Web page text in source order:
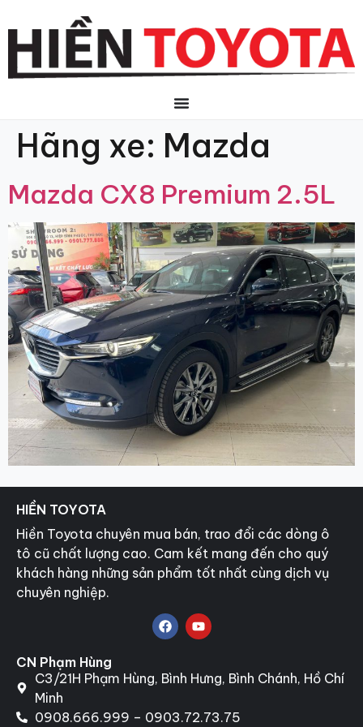
Hãng xe: Mazda
Mazda CX8 Premium 2.5L
HIỀN TOYOTA
Hiền Toyota chuyên mua bán, trao đổi các dòng ô
tô cũ chất lượng cao. Cam kết mang đến cho quý
khách hàng những sản phẩm tốt nhất cùng dịch vụ
chuyên nghiệp.
CN Phạm Hùng
C3/21H Phạm Hùng, Bình Hưng, Bình Chánh, Hồ Chí
Minh
0908.666.999 – 0903.72.73.75